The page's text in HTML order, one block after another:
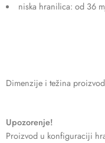
niska hranilica: od 36
Dimenzije i težina
Upozorenje!
Proizvod u konfiguraciji